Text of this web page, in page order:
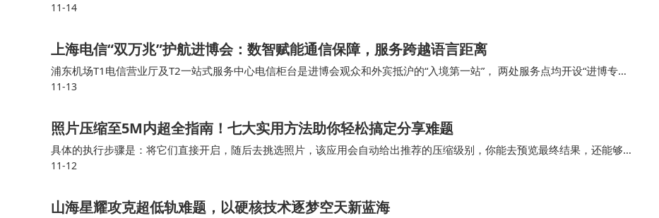
知晓积水隐患，为及时采取排水、设备转移等应对措施争取时间，避免积水造成更大损失。 水浸传感器凭借…
11-14
上海电信“双万兆”护航进博会：数智赋能通信保障，服务跨越语言距离
浦东机场T1电信营业厅及T2一站式服务中心电信柜台是进博会观众和外宾抵沪的“入境第一站”， 两处服务点均开设“进博专
席”，为参展人员和往来旅客提供中英双语咨询、交通指引与爱心便民服务。未来，上海电信将持续夯…
11-13
照片压缩至5M内超全指南！七大实用方法助你轻松搞定分享难题
具体的执行步骤是：将它们直接开启，随后去挑选照片，该应用会自动给出推荐的压缩级别，你能去预览最终结果，还能够对
某些设置予以调整，比如把分辨率调低或者转换格式，借此令文件大小小于5MB，这对即时分享至社交媒体来…
11-12
山海星耀攻克超低轨难题，以硬核技术逐梦空天新蓝海